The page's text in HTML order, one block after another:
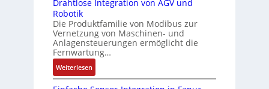
r
i
e
A
n
w
e
f
e
n
R
a
s
p
e
s
t
ä
t
i
e
m
e
n
t
e
s
i
n
g
a
n
a
k
t
s
t
a
r
Drahtlose Integration von AGV und
Robotik
Die Produktfamilie von Modibus zur
Vernetzung von Maschinen- und
Anlagensteuerungen ermöglicht die
Fernwartung…
Weiterlesen:
D